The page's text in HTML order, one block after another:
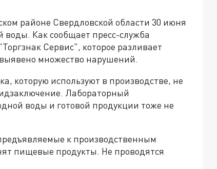
районе Свердловской области 30 июня
воды. Как сообщает пресс-служба
Сервис", которое разливает
множество нарушений.
которую используют в производстве, не
Лабораторный
воды и готовой продукции тоже не
к производственным
пищевые продукты. Не проводятся